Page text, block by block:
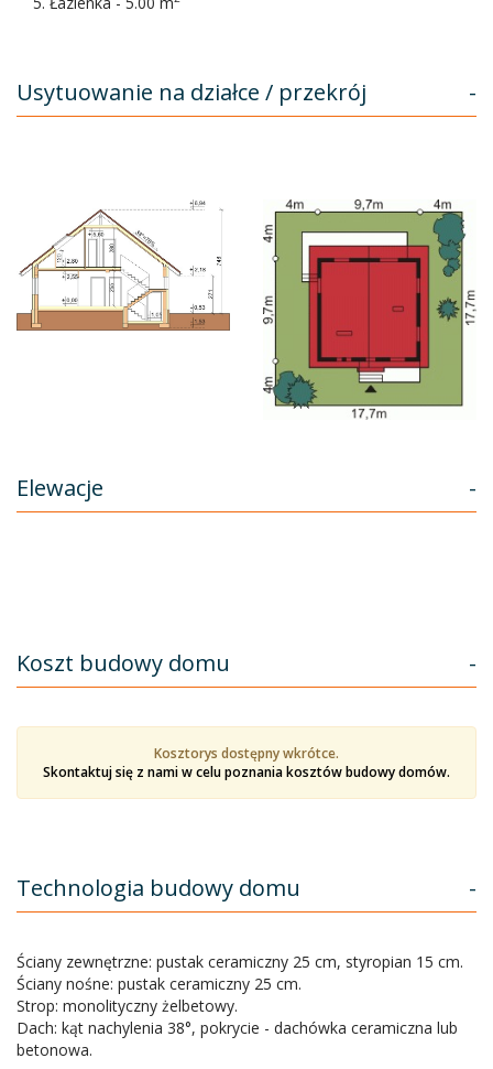
Usytuowanie na działce / przekrój -
Elewacje -
Koszt budowy domu -
Kosztorys dostępny wkrótce.
Skontaktuj się z nami w celu poznania kosztów budowy domów.
Technologia budowy domu -
Ściany zewnętrzne: pustak ceramiczny 25 cm, styropian 15 cm.
Ściany nośne: pustak ceramiczny 25 cm.
Strop: monolityczny żelbetowy.
Dach: kąt nachylenia 38°, pokrycie - dachówka ceramiczna lub
betonowa.